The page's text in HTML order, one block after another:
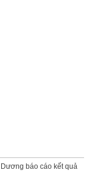
báo cáo kết quả